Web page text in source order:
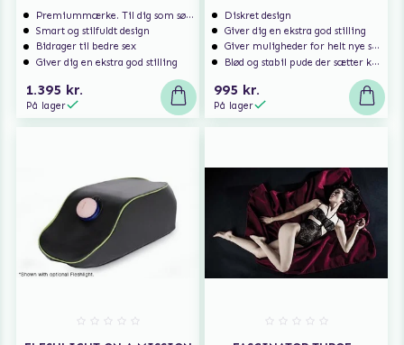
Premiummærke. Til dig som søger ekstra høj kvalitet.
Smart og stilfuldt design
Bidrager til bedre sex
Giver dig en ekstra god stilling
1.395 kr.
På lager
Diskret design
Giver dig en ekstra god stilling
Giver muligheder for helt nye spændende stillinger
Blød og stabil pude der sætter komfort først
995 kr.
På lager